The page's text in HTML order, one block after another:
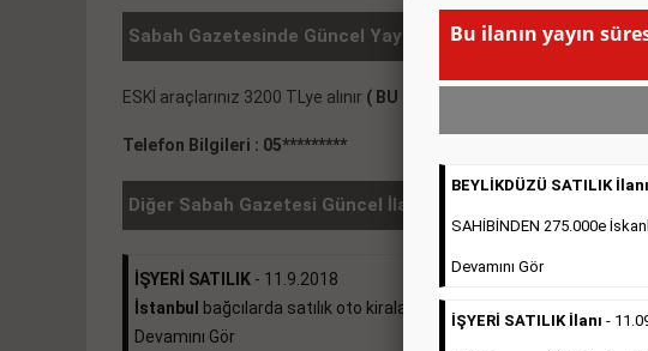
Sabah Gazetesinde Güncel Yayınlanmış VASITA İlanı
ESKİ araçlarınız 3200 TLye alınır ( BU İLANIN YAYINLANMA SÜRESİ
Telefon Bilgileri : 05*********
Diğer Sabah Gazetesi Güncel İlanlar
İŞYERİ SATILIK - 11.9.2018
İstanbul
bağcılarda satılık oto kiralama...
Devamını Gör
Bu ilanın yayın
BEYLİKDÜZÜ SATILIK İlanı
SAHİBİNDEN 275.000e
Devamını Gör
İŞYERİ SATILIK İlanı -